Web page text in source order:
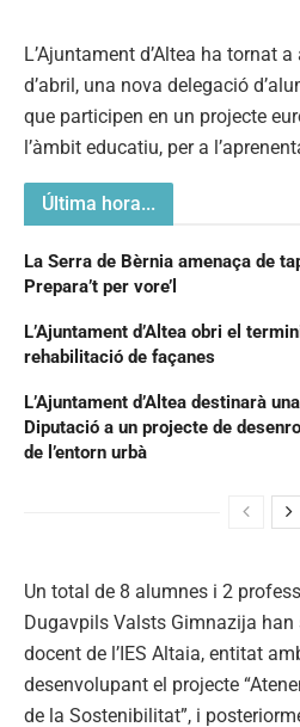
L’Ajuntament d’Altea ha tornat
d’abril, una nova delegació
que participen en un projecte
l’àmbit educatiu, per a
Última hora...
La Serra de Bèrnia amenaça de
Prepara’t per vore’l
L’Ajuntament d’Altea obri el
rehabilitació de façanes
L’Ajuntament d’Altea destinarà
Diputació a un projecte de
de l’entorn urbà
Un total de 8 alumnes i 2
Dugavpils Valsts Gimnazija
docent de l’IES Altaia, entitat
desenvolupant el projecte
de la Sostenibilitat”, i